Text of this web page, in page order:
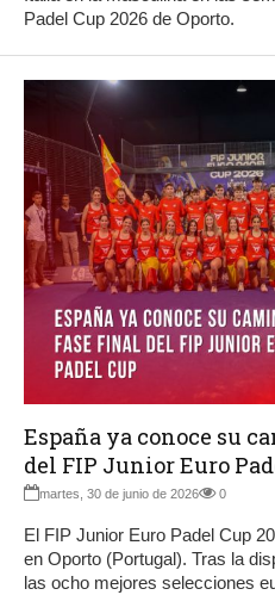
Padel Cup 2026 de Oporto.
España ya conoce su
del FIP Junior Euro
martes, 30 de junio de 2026 0
El FIP Junior Euro Padel Cup
en Oporto (Portugal). Tras la
las ocho mejores selecciones